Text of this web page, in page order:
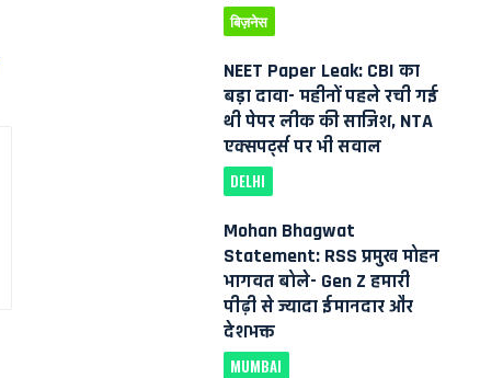
बिज़नेस
NEET Paper Leak: CBI का
बड़ा दावा- महीनों पहले रची गई
थी पेपर लीक की साजिश, NTA
एक्सपर्ट्स पर भी सवाल
DELHI
Mohan Bhagwat
Statement: RSS प्रमुख मोहन
भागवत बोले- Gen Z हमारी
पीढ़ी से ज्यादा ईमानदार और
देशभक्त
MUMBAI